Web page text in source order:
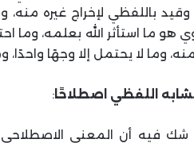
وقيد باللفظي لإخراج غيره
هو ما استأثر الله بعلمه، وما
منه، وما لا يحتمل إلا وجهًا
:
شك فيه أن المعنى